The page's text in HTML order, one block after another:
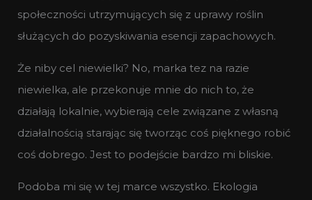
społeczności utrzymujących się z uprawy roślin
służących do pozyskiwania esencji zapachowych.
Że niby cel niewielki? No, marka tez na razie
niewielka, ale przekonuje mnie do nich to, że
działają lokalnie, wybierają cele związane z własną
działalnością starając się tworząc coś pięknego robić
coś dobrego. Jest to podejście bardzo mi bliskie.
Podoba mi się w tej marce wszystko. Ekologia